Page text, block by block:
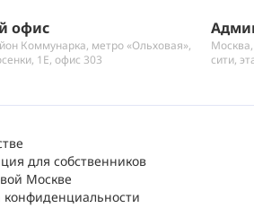
офис
Коммунарка, метро «Ольховая»,
1Е, офис 303
сити,
для собственников
Москве
конфиденциальности